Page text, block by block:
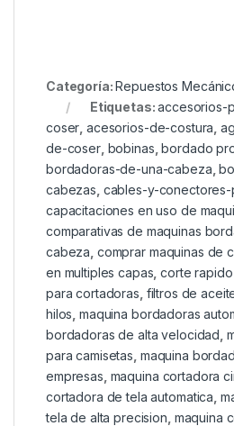
Categoría:Repuestos
Etiquetas:accesorios-
coser ,acesorios-de-costura
de-coser, bobinas ,bordado
bordadoras-de-una-cabeza ,
cabezas cables-y-conectores-
capacitaciones en uso de
comparativas de maquinas
cabeza comprar maquinas de
en multiples capas ,corte
para cortadoras filtros de
hilos ,maquina bordadoras
bordadoras de alta velocidad
para camisetas maquina
empresas maquina cortadora
cortadora de tela automatica
tela de alta precision maquina